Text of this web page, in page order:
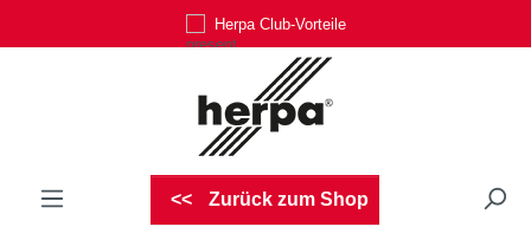
Zum Hauptinhalt springenHerpa Club-Vorteile
Zurück zum Shop